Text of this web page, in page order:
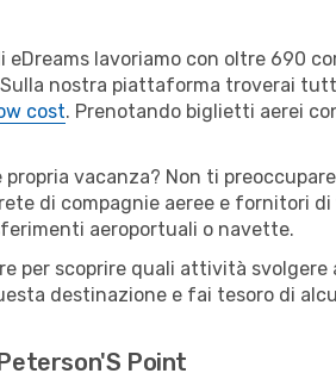
lavoriamo con oltre 690
nostra piattaforma troverai
cost. Prenotando biglietti aerei
vacanza? Non ti
di compagnie aeree e fornitori
aeroportuali o navette.
per scoprire quali attività svolgere
destinazione e fai tesoro di
Point